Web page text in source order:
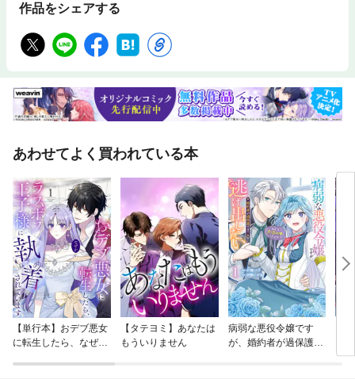
作品をシェアする
あわせてよく買われている本
【単行本】おデブ悪女
に転生したら、なぜか
【タテヨミ】あなたは
もういりません
病弱な悪役令嬢です
が、婚約者が過保護す